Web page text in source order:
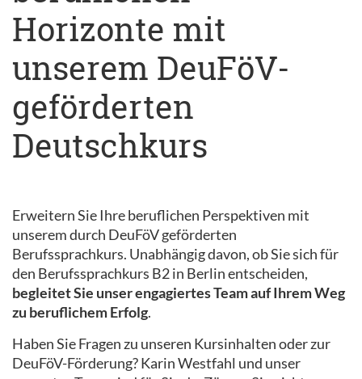
Horizonte mit
unserem DeuFöV-
geförderten
Deutschkurs
Erweitern Sie Ihre beruflichen Perspektiven mit
unserem durch DeuFöV geförderten
Berufssprachkurs. Unabhängig davon, ob Sie sich für
den Berufssprachkurs B2 in Berlin entscheiden,
begleitet Sie unser engagiertes Team auf Ihrem Weg
zu beruflichem Erfolg.
Haben Sie Fragen zu unseren Kursinhalten oder zur
DeuFöV-Förderung? Karin Westfahl und unser